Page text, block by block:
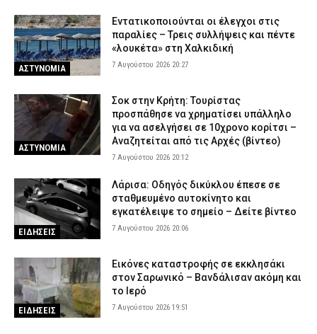
ΑΣΤΥΝΟΜΙΑ
Εντατικοποιούνται οι έλεγχοι στις
παραλίες – Τρεις συλλήψεις και πέντε
«λουκέτα» στη Χαλκιδική
7 Αυγούστου 2026 20:27
ΑΣΤΥΝΟΜΙΑ
Σοκ στην Κρήτη: Τουρίστας
προσπάθησε να χρηματίσει υπάλληλο
για να ασελγήσει σε 10χρονο κορίτσι –
Αναζητείται από τις Αρχές (βίντεο)
7 Αυγούστου 2026 20:12
ΕΙΔΗΣΕΙΣ
Λάρισα: Οδηγός δικύκλου έπεσε σε
σταθμευμένο αυτοκίνητο και
εγκατέλειψε το σημείο – Δείτε βίντεο
7 Αυγούστου 2026 20:06
ΕΙΔΗΣΕΙΣ
Εικόνες καταστροφής σε εκκλησάκι
στον Σαρωνικό – Βανδάλισαν ακόμη και
το Ιερό
7 Αυγούστου 2026 19:51